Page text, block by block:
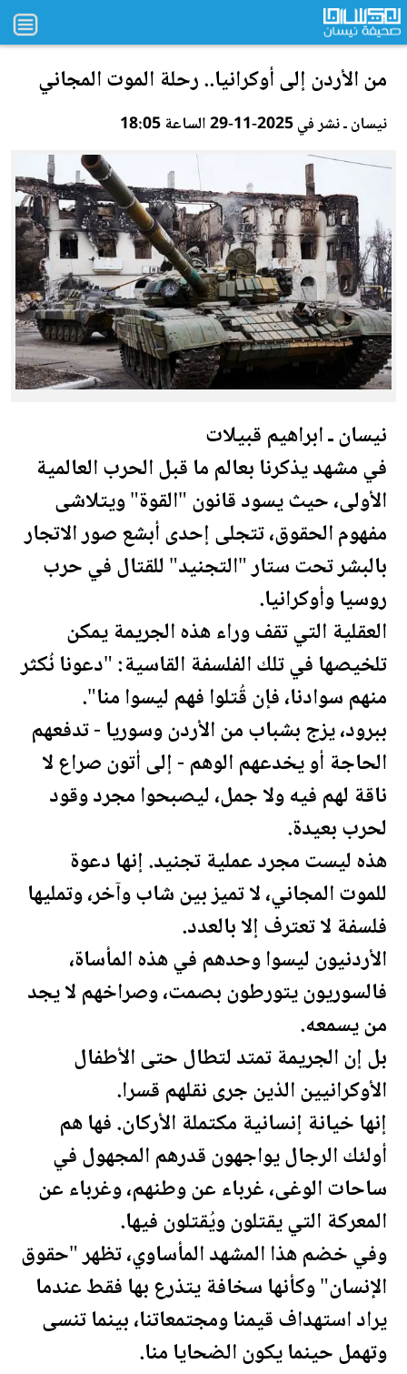
منالأردنإلى أوكرانيا.. رحلة الموت المجاني
نيسان ـ نشر في 2025-11-29 الساعة 18:05
نيسان ـ ابراهيم قبيلات
في مشهد يذكرنا بعالم ما قبل الحرب العالمية
الأولى، حيث يسود قانون "القوة" ويتلاشى
مفهوم الحقوق، تتجلى إحدى أبشع صور الاتجار
بالبشر تحت ستار "التجنيد" للقتال في حرب
روسيا وأوكرانيا.
العقلية التي تقف وراء هذه الجريمة يمكن
تلخيصها في تلك الفلسفة القاسية: "دعونا نُكثر
منهم سوادنا، فإن قُتلوا فهم ليسوا منا".
ببرود، يزج بشباب منالأردنوسوريا- تدفعهم
الحاجة أو يخدعهم الوهم - إلى أتون صراع لا
ناقة لهم فيه ولا جمل، ليصبحوا مجرد وقود
لحرب بعيدة.
هذه ليست مجرد عملية تجنيد. إنها دعوة
للموت المجاني، لا تميز بين شاب وآخر، وتمليها
فلسفة لا تعترف إلا بالعدد.
الأردنيون ليسوا وحدهم في هذه المأساة،
فالسوريون يتورطون بصمت، وصراخهم لا يجد
من يسمعه.
بل إن الجريمة تمتد لتطال حتى الأطفال
الأوكرانيين الذين جرى نقلهم قسرا.
إنها خيانة إنسانية مكتملة الأركان. فها هم
أولئك الرجال يواجهون قدرهم المجهول في
ساحات الوغى، غرباء عن وطنهم، وغرباء عن
المعركة التي يقتلون ويُقتلون فيها.
وفي خضم هذا المشهد المأساوي، تظهر "حقوق
الإنسان" وكأنها سخافة يتذرع بها فقط عندما
يراد استهداف قيمنا ومجتمعاتنا، بينما تنسى
وتهمل حينما يكون الضحايا منا.